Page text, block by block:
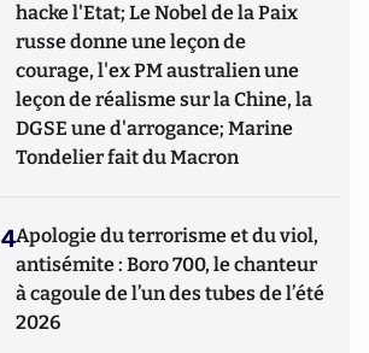
hacke l'Etat; Le Nobel de la Paix
russe donne une leçon de
courage, l'ex PM australien une
leçon de réalisme sur la Chine, la
DGSE une d'arrogance; Marine
Tondelier fait du Macron
4Apologie du terrorisme et du viol,
antisémite : Boro 700, le chanteur
à cagoule de l’un des tubes de l’été
2026